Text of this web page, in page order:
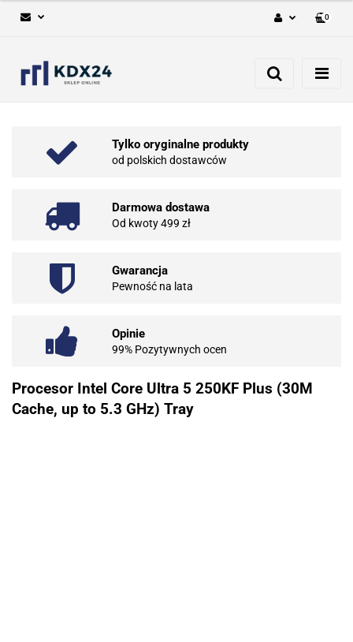
Zarejestruj się
0
Tylko oryginalne produkty
od polskich dostawców
Darmowa dostawa
Od kwoty 499 zł
Gwarancja
Pewność na lata
Opinie
99% Pozytywnych ocen
Procesor Intel Core Ultra 5 250KF Plus (30M
Cache, up to 5.3 GHz) Tray